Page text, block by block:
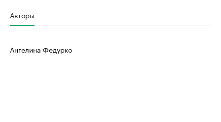
Авторы
Ангелина Федурко